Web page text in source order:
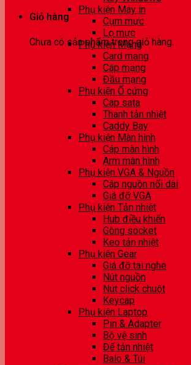
Giỏ hàng
Chưa có sản phẩm trong giỏ hàng.
Phụ kiện Máy in
Cụm mực
Lọ mực
Phụ kiện Mạng
Card mạng
Cáp mạng
Đầu mạng
Phụ kiện Ổ cứng
Cáp sata
Thanh tản nhiệt
Caddy Bay
Phụ kiện Màn hình
Cáp màn hình
Arm màn hình
Phụ kiện VGA & Nguồn
Cáp nguồn nối dài
Giá đỡ VGA
Phụ kiện Tản nhiệt
Hub điều khiển
Gông socket
Keo tản nhiệt
Phụ kiện Gear
Giá đỡ tai nghe
Nút nguồn
Nút click chuột
Keycap
Phụ kiện Laptop
Pin & Adapter
Bộ vệ sinh
Đế tản nhiệt
Balo & Túi